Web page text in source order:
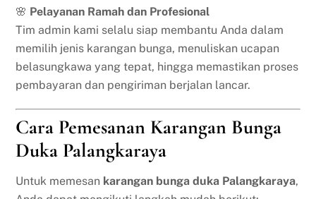
🌸 Pelayanan Ramah dan Profesional
Tim admin kami selalu siap membantu Anda dalam
memilih jenis karangan bunga, menuliskan ucapan
belasungkawa yang tepat, hingga memastikan proses
pembayaran dan pengiriman berjalan lancar.
Cara Pemesanan Karangan Bunga
Duka Palangkaraya
Untuk memesan karangan bunga duka Palangkaraya,